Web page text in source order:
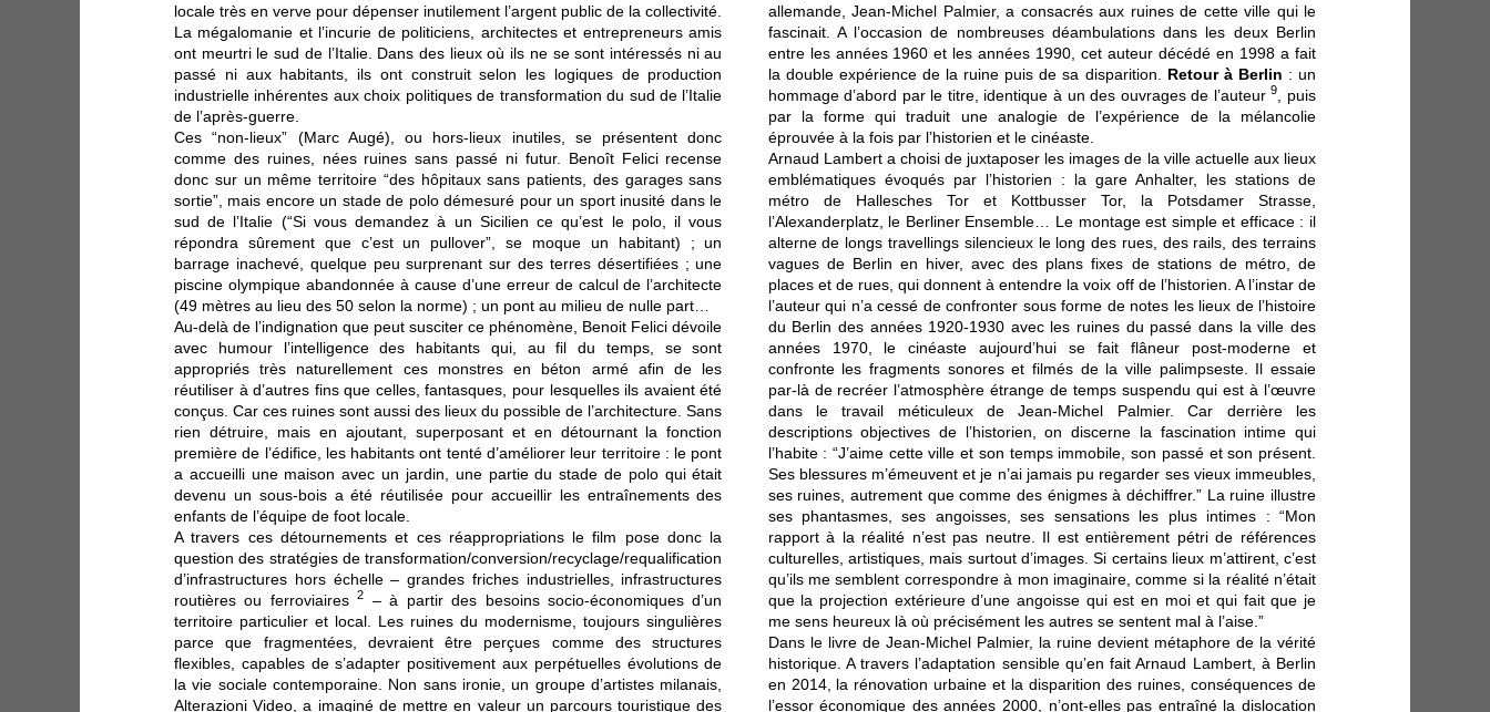
locale très en verve pour dépenser inutilement l’argent public de la collectivité.
La mégalomanie et l’incurie de politiciens, architectes et entrepreneurs amis
ont meurtri le sud de l’Italie. Dans des lieux où ils ne se sont intéressés ni au
passé ni aux habitants, ils ont construit selon les logiques de production
industrielle inhérentes aux choix politiques de transformation du sud de l’Italie
de l’après-guerre.
Ces “non-lieux” (Marc Augé), ou hors-lieux inutiles, se présentent donc
comme des ruines, nées ruines sans passé ni futur. Benoît Felici recense
donc sur un même territoire “des hôpitaux sans patients, des garages sans
sortie”, mais encore un stade de polo démesuré pour un sport inusité dans le
sud de l’Italie (“Si vous demandez à un Sicilien ce qu’est le polo, il vous
répondra sûrement que c’est un pullover”, se moque un habitant) ; un
barrage inachevé, quelque peu surprenant sur des terres désertifiées ; une
piscine olympique abandonnée à cause d’une erreur de calcul de l’architecte
(49 mètres au lieu des 50 selon la norme) ; un pont au milieu de nulle part…
Au-delà de l’indignation que peut susciter ce phénomène, Benoit Felici dévoile
avec humour l’intelligence des habitants qui, au fil du temps, se sont
appropriés très naturellement ces monstres en béton armé afin de les
réutiliser à d’autres fins que celles, fantasques, pour lesquelles ils avaient été
conçus. Car ces ruines sont aussi des lieux du possible de l’architecture. Sans
rien détruire, mais en ajoutant, superposant et en détournant la fonction
première de l’édifice, les habitants ont tenté d’améliorer leur territoire : le pont
a accueilli une maison avec un jardin, une partie du stade de polo qui était
devenu un sous-bois a été réutilisée pour accueillir les entraînements des
enfants de l’équipe de foot locale.
A travers ces détournements et ces réappropriations le film pose donc la
question des stratégies de transformation/conversion/recyclage/requalification
d’infrastructures hors échelle – grandes friches industrielles, infrastructures
routières ou ferroviaires2
– à partir des besoins socio-économiques d’un
territoire particulier et local. Les ruines du modernisme, toujours singulières
parce que fragmentées, devraient être perçues comme des structures
flexibles, capables de s’adapter positivement aux perpétuelles évolutions de
la vie sociale contemporaine. Non sans ironie, un groupe d’artistes milanais,
Alterazioni Video, a imaginé de mettre en valeur un parcours touristique des
allemande, Jean-Michel Palmier, a consacrés aux ruines de cette ville qui le
fascinait. A l’occasion de nombreuses déambulations dans les deux Berlin
entre les années 1960 et les années 1990, cet auteur décédé en 1998 a fait
la double expérience de la ruine puis de sa disparition. Retour à Berlin : un
hommage d’abord par le titre, identique à un des ouvrages de l’auteur9
, puis
par la forme qui traduit une analogie de l’expérience de la mélancolie
éprouvée à la fois par l’historien et le cinéaste.
Arnaud Lambert a choisi de juxtaposer les images de la ville actuelle aux lieux
emblématiques évoqués par l’historien : la gare Anhalter, les stations de
métro de Hallesches Tor et Kottbusser Tor, la Potsdamer Strasse,
l’Alexanderplatz, le Berliner Ensemble… Le montage est simple et efficace : il
alterne de longs travellings silencieux le long des rues, des rails, des terrains
vagues de Berlin en hiver, avec des plans fixes de stations de métro, de
places et de rues, qui donnent à entendre la voix off de l’historien. A l’instar de
l’auteur qui n’a cessé de confronter sous forme de notes les lieux de l’histoire
du Berlin des années 1920-1930 avec les ruines du passé dans la ville des
années 1970, le cinéaste aujourd’hui se fait flâneur post-moderne et
confronte les fragments sonores et filmés de la ville palimpseste. Il essaie
par-là de recréer l’atmosphère étrange de temps suspendu qui est à l’œuvre
dans le travail méticuleux de Jean-Michel Palmier. Car derrière les
descriptions objectives de l’historien, on discerne la fascination intime qui
l’habite : “J’aime cette ville et son temps immobile, son passé et son présent.
Ses blessures m’émeuvent et je n’ai jamais pu regarder ses vieux immeubles,
ses ruines, autrement que comme des énigmes à déchiffrer.” La ruine illustre
ses phantasmes, ses angoisses, ses sensations les plus intimes : “Mon
rapport à la réalité n’est pas neutre. Il est entièrement pétri de références
culturelles, artistiques, mais surtout d’images. Si certains lieux m’attirent, c’est
qu’ils me semblent correspondre à mon imaginaire, comme si la réalité n’était
que la projection extérieure d’une angoisse qui est en moi et qui fait que je
me sens heureux là où précisément les autres se sentent mal à l’aise.”
Dans le livre de Jean-Michel Palmier, la ruine devient métaphore de la vérité
historique. A travers l’adaptation sensible qu’en fait Arnaud Lambert, à Berlin
en 2014, la rénovation urbaine et la disparition des ruines, conséquences de
l’essor économique des années 2000, n’ont-elles pas entraîné la dislocation